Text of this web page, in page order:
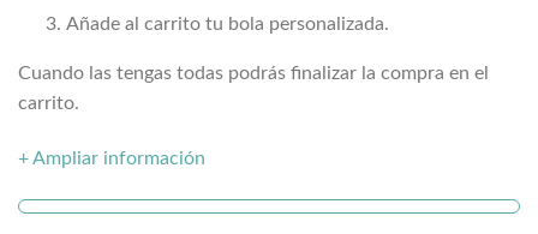
Añade al carrito tu bola personalizada.
Cuando las tengas todas podrás finalizar la compra en el
carrito.
+ Ampliar información